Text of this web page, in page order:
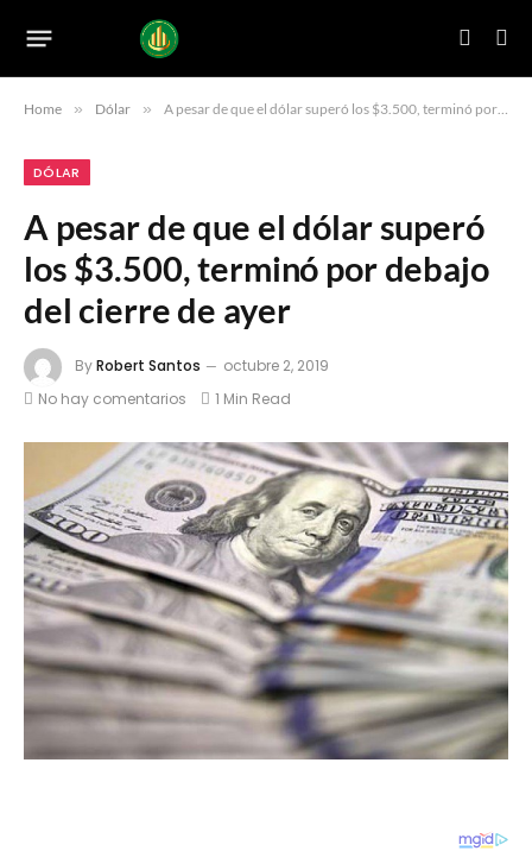
Home » Dólar » A pesar de que el dólar superó los $3.500, terminó por debajo del cierre de ayer
DÓLAR
A pesar de que el dólar superó
los $3.500, terminó por debajo
del cierre de ayer
ByRobert Santos
octubre 2, 2019
No hay comentarios
1 Min Read